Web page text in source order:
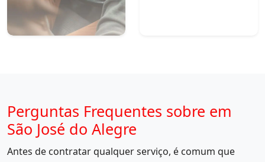
Perguntas Frequentes sobre em
São José do Alegre
Antes de contratar qualquer serviço, é comum que